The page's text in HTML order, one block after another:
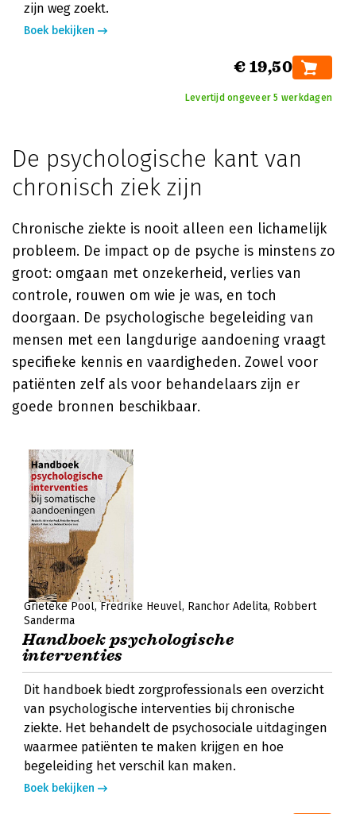
zijn weg zoekt.
Boek bekijken
€ 19,50
Levertijd ongeveer 5 werkdagen
De psychologische kant van
chronisch ziek zijn
Chronische ziekte is nooit alleen een lichamelijk
probleem. De impact op de psyche is minstens zo
groot: omgaan met onzekerheid, verlies van
controle, rouwen om wie je was, en toch
doorgaan. De psychologische begeleiding van
mensen met een langdurige aandoening vraagt
specifieke kennis en vaardigheden. Zowel voor
patiënten zelf als voor behandelaars zijn er
goede bronnen beschikbaar.
Grieteke Pool Fredrike Heuvel Ranchor Adelita Robbert
Sanderma
Handboek psychologische
interventies
Dit handboek biedt zorgprofessionals een overzicht
van psychologische interventies bij chronische
ziekte. Het behandelt de psychosociale uitdagingen
waarmee patiënten te maken krijgen en hoe
begeleiding het verschil kan maken.
Boek bekijken